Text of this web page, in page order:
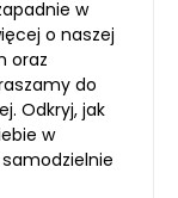
w
o naszej
oraz
do
Odkryj, jak
w